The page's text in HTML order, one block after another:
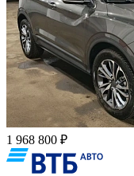
1 968 800 ₽